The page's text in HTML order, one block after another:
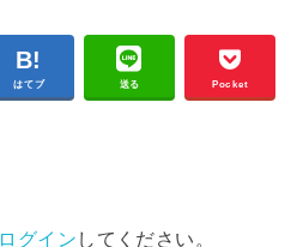
はてブ 送る Pocket
ログイン してください。